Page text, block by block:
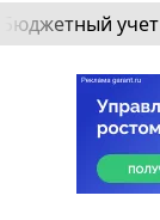
Бюджетный учет